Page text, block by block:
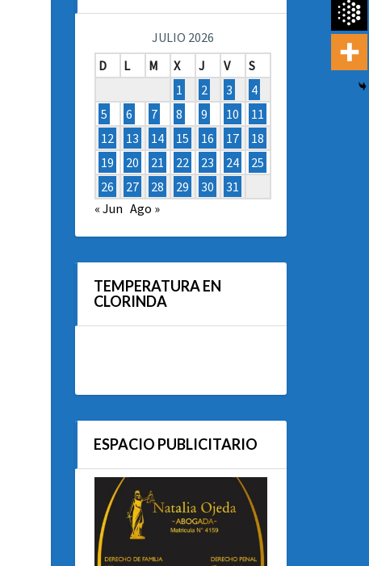
JULIO 2026
D
L M X J V
S
1
2 3
4
5
6 7 8 9 10
11
12
13 14 15 16 17
18
19
20 21 22 23 24
25
26
27 28 29 30
31
« Jun Ago »
TEMPERATURA EN
CLORINDA
ESPACIO PUBLICITARIO